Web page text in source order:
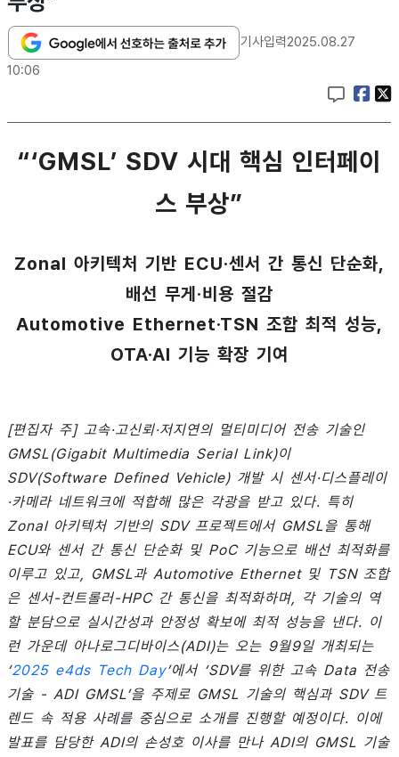
기사입력2025.08.27
10:06
“‘GMSL’ SDV 시대 핵심 인터페이
스 부상”
Zonal 아키텍처 기반 ECU·센서 간 통신 단순화,
배선 무게·비용 절감
Automotive Ethernet·TSN 조합 최적 성능,
OTA·AI 기능 확장 기여
[편집자 주] 고속·고신뢰·저지연의 멀티미디어 전송 기술인
GMSL(Gigabit Multimedia Serial Link)이
SDV(Software Defined Vehicle) 개발 시 센서·디스플레이
·카메라 네트워크에 적합해 많은 각광을 받고 있다. 특히
Zonal 아키텍처 기반의 SDV 프로젝트에서 GMSL을 통해
ECU와 센서 간 통신 단순화 및 PoC 기능으로 배선 최적화를
이루고 있고, GMSL과 Automotive Ethernet 및 TSN 조합
은 센서-컨트롤러-HPC 간 통신을 최적화하며, 각 기술의 역
할 분담으로 실시간성과 안정성 확보에 최적 성능을 낸다. 이
런 가운데 아나로그디바이스(ADI)는 오는 9월9일 개최되는
‘2025 e4ds Tech Day’에서 ‘SDV를 위한 고속 Data 전송
기술 - ADI GMSL’을 주제로 GMSL 기술의 핵심과 SDV 트
렌드 속 적용 사례를 중심으로 소개를 진행할 예정이다. 이에
발표를 담당한 ADI의 손성호 이사를 만나 ADI의 GMSL 기술